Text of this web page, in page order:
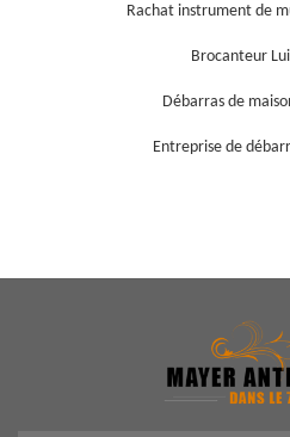
Rachat instrument de
Brocanteur
Débarras de
Entreprise de